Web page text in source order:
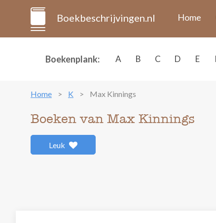
Boekbeschrijvingen.nl Home
Boekenplank: A B C D E
Home K Max Kinnings
Boeken van Max Kinnings
Leuk